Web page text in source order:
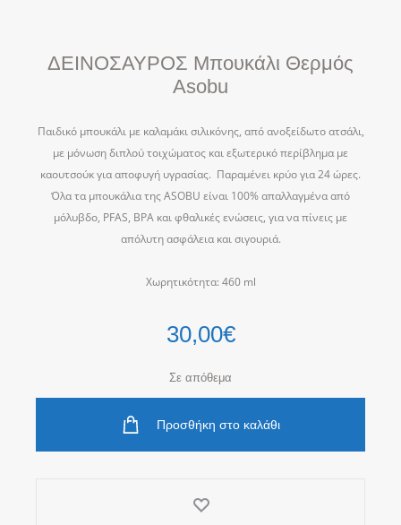
ΔΕΙΝΟΣΑΥΡΟΣ Μπουκάλι Θερμός
Asobu
Παιδικό μπουκάλι με καλαμάκι σιλικόνης, από ανοξείδωτο ατσάλι,
με μόνωση διπλού τοιχώματος και εξωτερικό περίβλημα με
καουτσούκ για αποφυγή υγρασίας. Παραμένει κρύο για 24 ώρες.
Όλα τα μπουκάλια της ASOBU είναι 100% απαλλαγμένα από
μόλυβδο, PFAS, BPA και φθαλικές ενώσεις, για να πίνεις με
απόλυτη ασφάλεια και σιγουριά.
Χωρητικότητα: 460 ml
30,00€
Σε απόθεμα
Προσθήκη στο καλάθι